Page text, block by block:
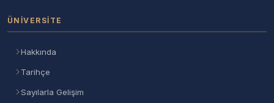
ÜNIVERSITE
Hakkında
Tarihçe
Sayılarla Gelişim